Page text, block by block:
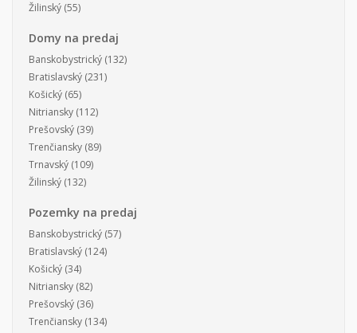
Žilinský (55)
Domy na predaj
Banskobystrický (132)
Bratislavský (231)
Košický (65)
Nitriansky (112)
Prešovský (39)
Trenčiansky (89)
Trnavský (109)
Žilinský (132)
Pozemky na predaj
Banskobystrický (57)
Bratislavský (124)
Košický (34)
Nitriansky (82)
Prešovský (36)
Trenčiansky (134)